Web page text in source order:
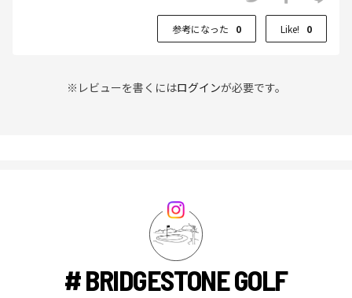
参考になった 0 Like! 0
※レビューを書くにはログインが必要です。
# BRIDGESTONE GOLF